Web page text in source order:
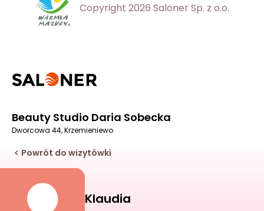
Copyright 2026 Saloner Sp. z o.o.
Beauty Studio Daria Sobecka
Dworcowa 44, Krzemieniewo
Powrót do wizytówki
Klaudia